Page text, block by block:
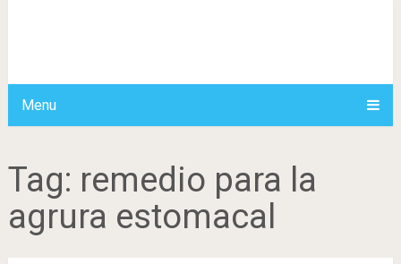
Menu
Tag: remedio para la
agrura estomacal